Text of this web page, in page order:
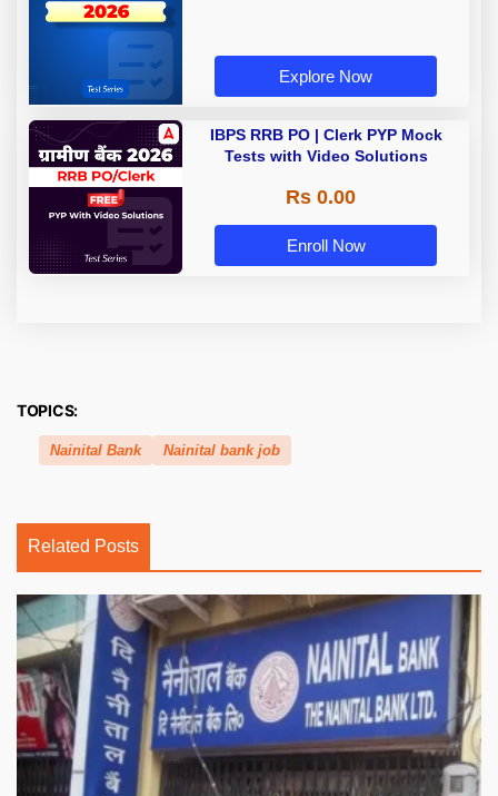
Explore Now
IBPS RRB PO | Clerk PYP Mock
Tests with Video Solutions
Rs 0.00
Enroll Now
TOPICS:
Nainital Bank Nainital bank job
Related Posts